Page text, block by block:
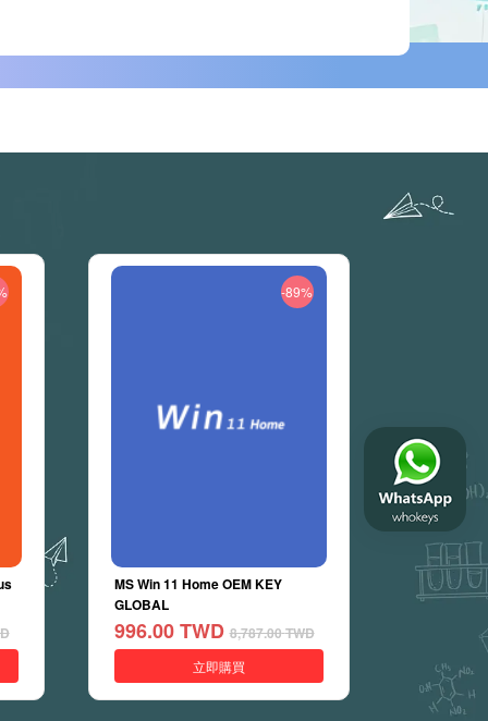
-89%
MS Win 11 Home OEM KEY
GLOBAL
996.00 TWD 8,787.00TWD
立即購買